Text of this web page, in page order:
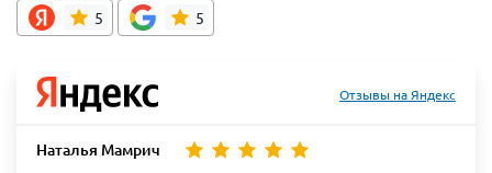
5
5
Отзывы на Яндекс
Наталья Мамрич